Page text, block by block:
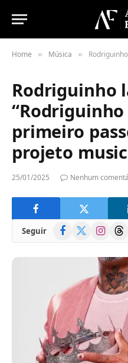
Home » Música » Rodriguinho lança EP
Rodriguinho
primeiro
projeto
25/01/2025 Nenhum
Seguir Facebook
(Twitter)
Instagram